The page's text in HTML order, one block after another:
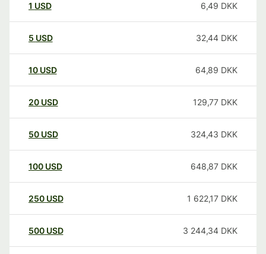
1 USD 6,49 DKK
5 USD 32,44 DKK
10 USD 64,89 DKK
20 USD 129,77 DKK
50 USD 324,43 DKK
100 USD 648,87 DKK
250 USD 1 622,17 DKK
500 USD 3 244,34 DKK